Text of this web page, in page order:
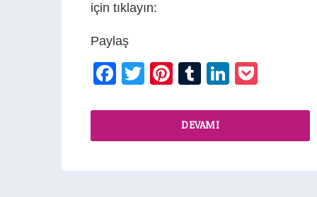
için tıklayın:
Paylaş
Facebook
TwitterPinterest
TumblrLinkedIn
DEVAMI